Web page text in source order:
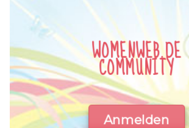
WOMENWEB.DE
COMMUNITY
Anmelden